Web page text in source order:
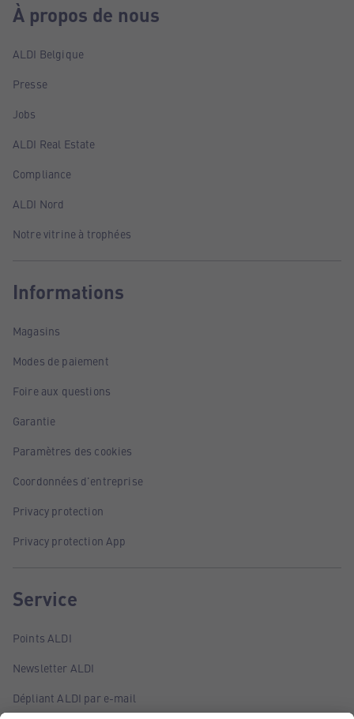
À propos de nous
ALDI Belgique
Presse
Jobs
ALDI Real Estate
Compliance
ALDI Nord
Notre vitrine à trophées
Informations
Magasins
Modes de paiement
Foire aux questions
Garantie
Paramètres des cookies
Coordonnées d'entreprise
Privacy protection
Privacy protection App
Service
Points ALDI
Newsletter ALDI
Dépliant ALDI par e-mail